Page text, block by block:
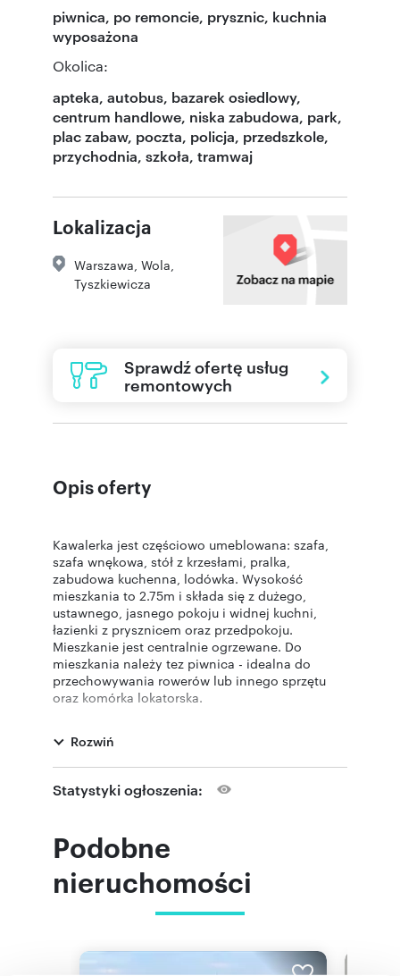
piwnica, po remoncie, prysznic, kuchnia
wyposażona
Okolica:
apteka, autobus, bazarek osiedlowy,
centrum handlowe, niska zabudowa, park,
plac zabaw, poczta, policja, przedszkole,
przychodnia, szkoła, tramwaj
Lokalizacja
Warszawa Wola
Tyszkiewicza
Sprawdź ofertę usług
remontowych
Opis oferty
Kawalerka jest częściowo umeblowana: szafa,
szafa wnękowa, stół z krzesłami, pralka,
zabudowa kuchenna, lodówka. Wysokość
mieszkania to 2.75m i składa się z dużego,
ustawnego, jasnego pokoju i widnej kuchni,
łazienki z prysznicem oraz przedpokoju.
Mieszkanie jest centralnie ogrzewane. Do
mieszkania należy tez piwnica - idealna do
przechowywania rowerów lub innego sprzętu
oraz komórka lokatorska.
(włącznie z ociepleniem) i jest sprawnie
zarządzany przez wspólnotę mieszkaniowa.
Sąsiedzi są zgrani i bardzo sympatyczni. W
bezpośrednim otoczeniu jest dużo zieleni.
Młynarskiej jest 450 metrów, do przystanku
co niezbędne: od Żabki po aptekę, paczkomat,
prawdziwą bitą śmietaną przy ulicy Wolskiej
idzie się 10 minut.
Rozwiń
Statystyki ogłoszenia:
Podobne
nieruchomości